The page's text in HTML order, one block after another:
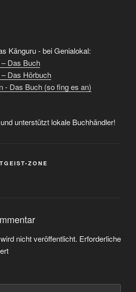
Känguru - bei Genialokal:
Das Buch
Das Hörbuch
- Das Buch (so fing es an)
unterstützt lokale Buchhändler!
ZONE
nicht veröffentlicht. Erforderliche